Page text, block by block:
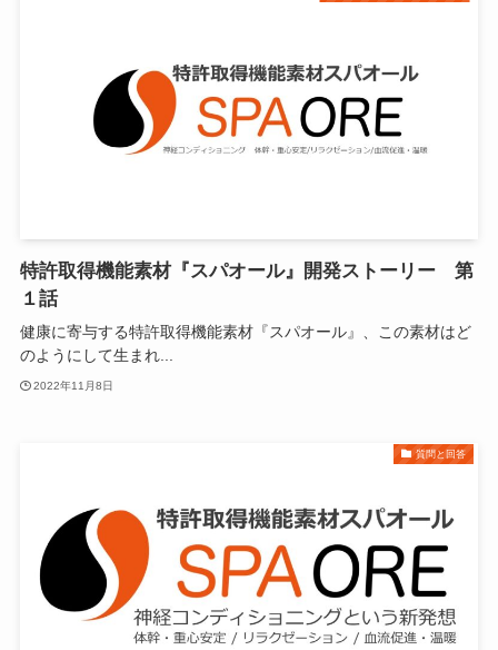
特許取得機能素材『スパオール』開発ストーリー 第
１話
健康に寄与する特許取得機能素材『スパオール』、この素材はど
のようにして生まれ...
2022年11月8日
質問と回答